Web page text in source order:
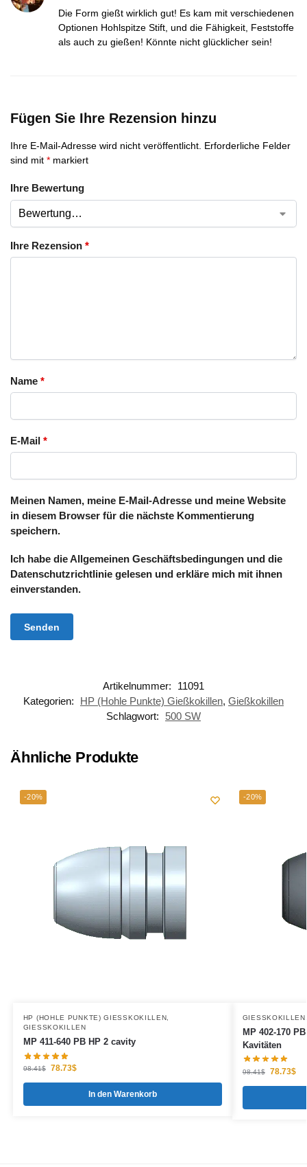
Die Form gießt wirklich gut! Es kam mit verschiedenen
Optionen Hohlspitze Stift, und die Fähigkeit, Feststoffe
als auch zu gießen! Könnte nicht glücklicher sein!
Fügen Sie Ihre Rezension hinzu
Ihre E-Mail-Adresse wird nicht veröffentlicht. Erforderliche Felder
sind mit * markiert
Ihre Bewertung
Ihre Rezension *
Name *
E-Mail *
Meinen Namen, meine E-Mail-Adresse und meine Website
in diesem Browser für die nächste Kommentierung
speichern.
Ich habe die Allgemeinen Geschäftsbedingungen und die
Datenschutzrichtlinie gelesen und erkläre mich mit ihnen
einverstanden.
Artikelnummer:
11091
Kategorien:
HP (Hohle Punkte) Gießkokillen, Gießkokillen
Schlagwort:
500 SW
Ähnliche Produkte
-20%
HP (HOHLE PUNKTE) GIESSKOKILLEN
GIESSKOKILLEN
MP 411-640 PB HP 2 cavity
98.41$ 78.73$
In den Warenkorb
-20%
GIESSKOKILLEN
MP 402-170
Kavitäten
98.41$ 78.73$